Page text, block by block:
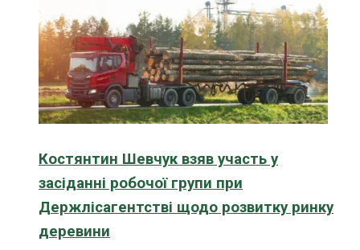
Костянтин Шевчук взяв участь у
засіданні робочої групи при
Держлісагентстві щодо розвитку ринку
деревини